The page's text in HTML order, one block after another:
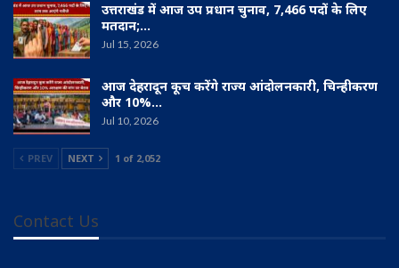
उत्तराखंड में आज उप प्रधान चुनाव, 7,466 पदों के लिए
मतदान;…
Jul 15, 2026
आज देहरादून कूच करेंगे राज्य आंदोलनकारी, चिन्हीकरण
और 10%…
Jul 10, 2026
PREV NEXT 1 of 2,052
Contact Us